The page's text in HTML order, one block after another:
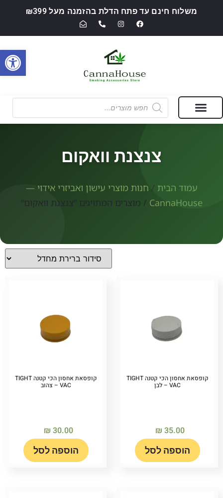
משלוח חינם עד פתח הדלת בהזמנה מעל ₪399
צנצנת וואקום
עמוד הבית / חנות מוצרי עישון ואביזרי אידוי —
CannaHouse / מוצרים המתויגים “צנצנת וואקום”
Price filter
קופסאת אחסון הכי קטנה TIGHT
VAC – לבן
₪ 35.00
הוספה לסל
קופסאת אחסון הכי קטנה TIGHT
VAC – צהוב
₪ 30.00
הוספה לסל
פתח